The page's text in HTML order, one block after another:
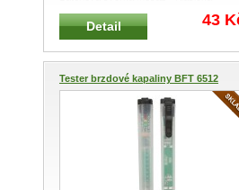
bateriová svorka Materiál svorky ...
Detail 43
Tester brzdové kapaliny BFT 6512